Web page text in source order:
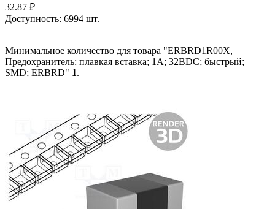
32.87 ₽
Доступность: 6994 шт.
Минимальное количество для товара "ERBRD1R00X,
Предохранитель: плавкая вставка; 1А; 32ВDC; быстрый;
SMD; ERBRD" 1.